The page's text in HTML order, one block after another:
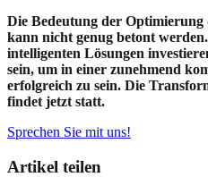
Die Bedeutung der Optimierung
kann nicht genug betont
intelligenten Lösungen
sein, um in einer zunehmend
erfolgreich zu sein. Die
findet jetzt statt.
Sprechen Sie mit uns!
Artikel teilen